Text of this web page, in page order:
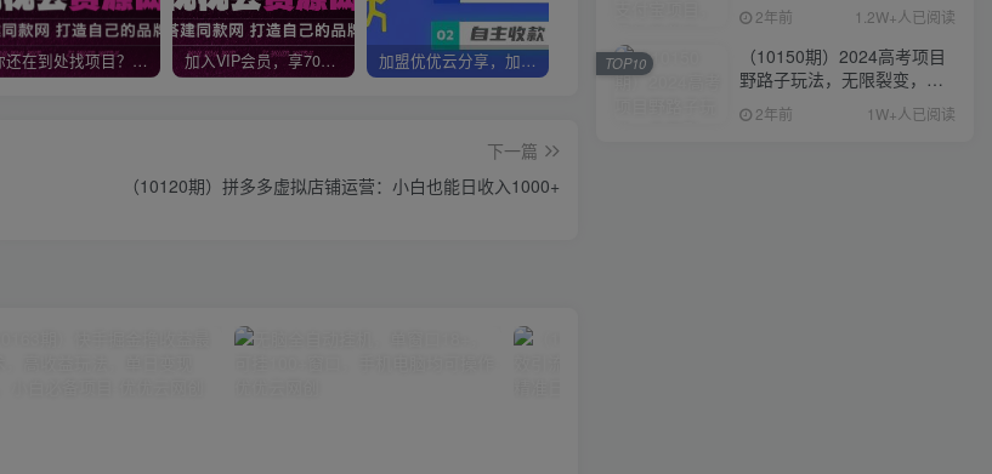
你还在到处找项目？还在当韭菜？我靠网创资源站一个月收入5万+，曾经我也是个失败者。 加入VIP会员，享70%的推广提成，免费学习多种网上创业课程，菜鸟秒变大神！ 加盟优优云分享，加盟搭建同款知识付费资源网站，实现长期稳定被动收入~ 优优云分享【VIP会员专属交流群】
下一篇
（10120期）拼多多虚拟店铺运营：小白也能日收入1000+
2年前 1.2W+人已阅读
（10150期）2024高考项目
野路子玩法，无限裂变，最
高一天1W＋！
2年前 1W+人已阅读
TOP10